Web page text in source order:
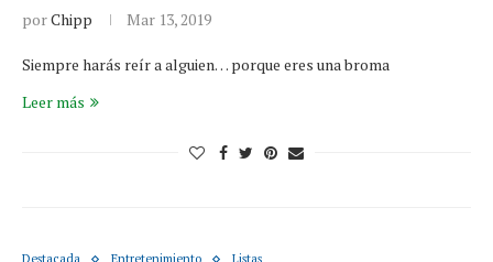
porChipp Mar 13, 2019
Siempre harás reír a alguien… porque eres una broma
Leer más
Destacada Entretenimiento Listas